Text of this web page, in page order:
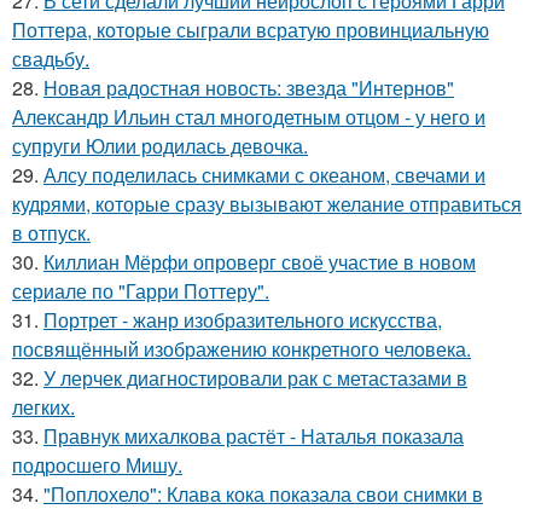
Поттера, которые сыграли всратую провинциальную
свадьбу.
28. Новая радостная новость: звезда "Интернов"
Александр Ильин стал многодетным отцом - у него и
супруги Юлии родилась девочка.
29. Алсу поделилась снимками с океаном, свечами и
кудрями, которые сразу вызывают желание отправиться
в отпуск.
30. Киллиан Мёрфи опроверг своё участие в новом
сериале по "Гарри Поттеру".
31. Портрет - жанр изобразительного искусства,
посвящённый изображению конкретного человека.
32. У лерчек диагностировали рак с метастазами в
легких.
33. Правнук михалкова растёт - Наталья показала
подросшего Мишу.
34. "Поплохело": Клава кока показала свои снимки в